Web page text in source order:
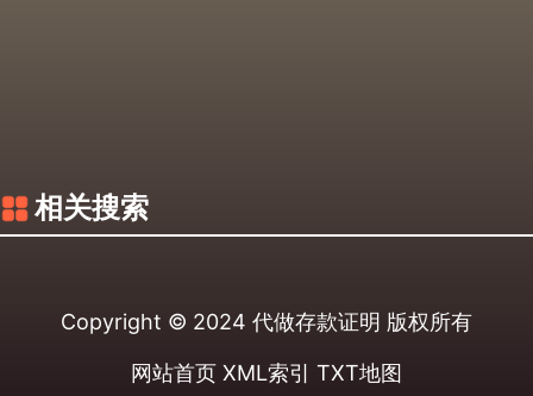
相关搜索
Copyright © 2024 代做存款证明 版权所有
网站首页 XML索引 TXT地图